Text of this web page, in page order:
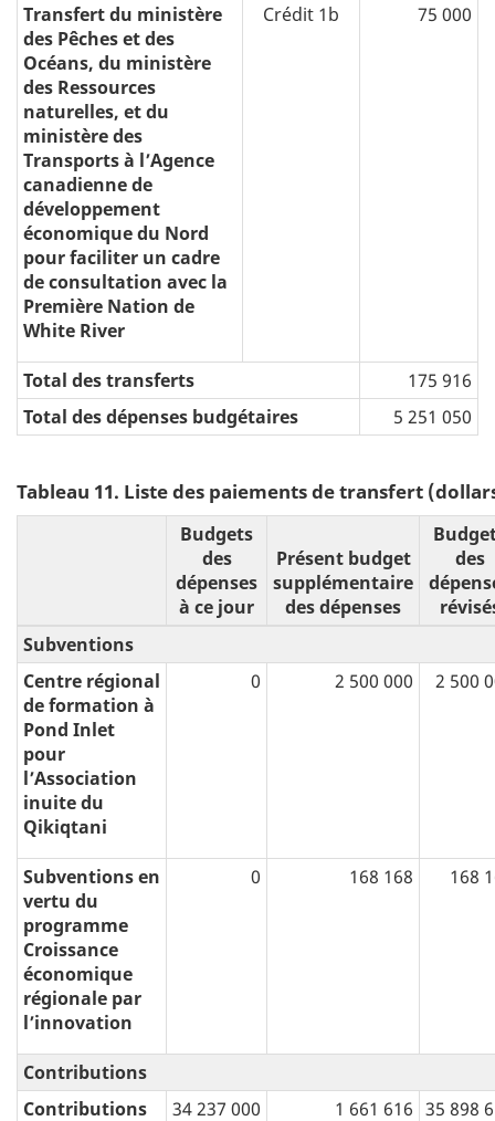
Transfert du ministère
des Pêches et des
Océans, du ministère
des Ressources
naturelles, et du
ministère des
Transports à l’Agence
canadienne de
développement
économique du Nord
pour faciliter un cadre
de consultation avec la
Première Nation de
White River
Crédit 1b 75 000
Total des transferts
175 916
Total des dépenses budgétaires
5 251 050
Tableau 11. Liste des paiements de transfert
Budgets
des
dépenses
à ce jour
Présent budget
supplémentaire
des dépenses
des
Subventions
Centre régional
de formation à
Pond Inlet
pour
l’Association
inuite du
Qikiqtani
0 2 500 000 2 500
Subventions en
vertu du
programme
Croissance
économique
régionale par
l’innovation
0 168 168 168
Contributions
Contributions
34 237 000 1 661 616 35 898